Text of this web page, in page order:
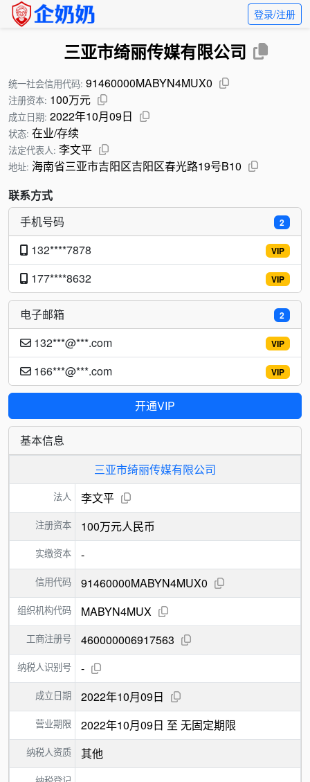
登录/注册
三亚市绮丽传媒有限公司
统一社会信用代码: 91460000MABYN4MUX0
注册资本: 100万元
成立日期: 2022年10月09日
状态: 在业/存续
法定代表人: 李文平
地址: 海南省三亚市吉阳区吉阳区春光路19号B10
联系方式
2
手机号码
VIP
132****7878
VIP
177****8632
2
电子邮箱
VIP
132***@***.com
VIP
166***@***.com
开通VIP
基本信息
三亚市绮丽传媒有限公司
法人 李文平
注册资本 100万元人民币
实缴资本 -
信用代码 91460000MABYN4MUX0
组织机构代码 MABYN4MUX
工商注册号 460000006917563
纳税人识别号 -
成立日期 2022年10月09日
营业期限 2022年10月09日 至 无固定期限
纳税人资质 其他